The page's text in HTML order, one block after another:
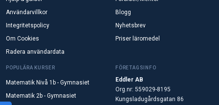
Användarvillkor
Integritetspolicy
Om Cookies
Radera användardata
Blogg
Nyhetsbrev
Priser läromedel
POPULÄRA KURSER
Matematik Nivå 1b - Gymnasiet
Matematik 2b - Gymnasiet
FÖRETAGSINFO
Eddler AB
Org.nr: 559029-8195
Kungsladugårdsgatan 86